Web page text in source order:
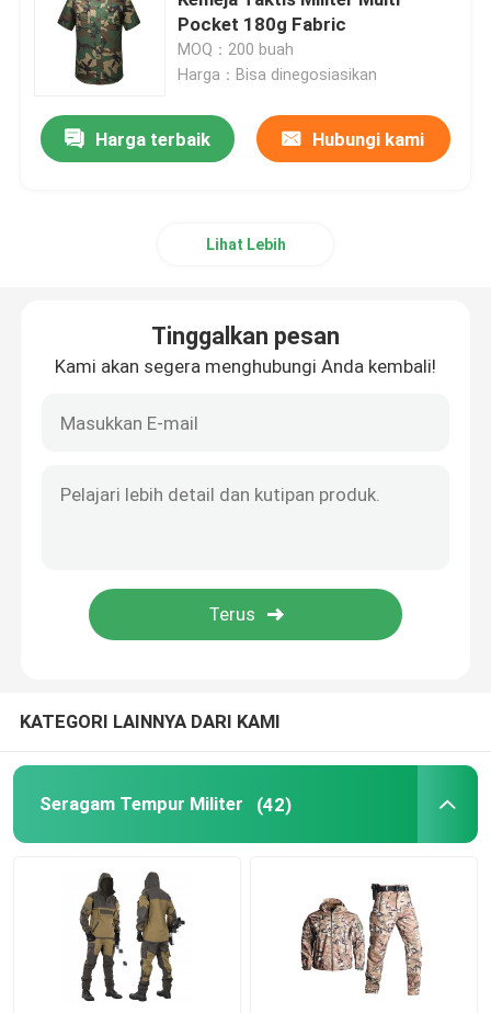
Kemeja Taktis Militer
Mantel Musim Dingin Militer
Sepatu Bot Kulit Militer
Perlengkapan Memancing Luar Ruangan
Seragam Militer Kustom
Pocket 180g Fabric
MOQ：200 buah
Harga：Bisa dinegosiasikan
Harga terbaik Hubungi kami
Lihat Lebih
Tinggalkan pesan
Kami akan segera menghubungi Anda kembali!
KATEGORI LAINNYA DARI KAMI
Seragam Tempur Militer (42)